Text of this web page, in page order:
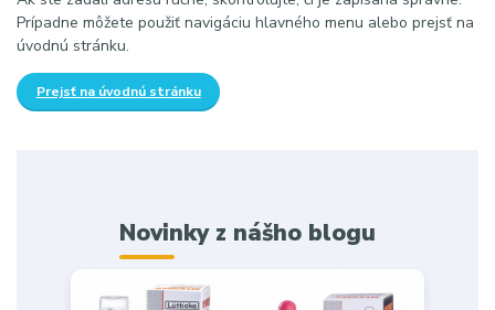
Prípadne môžete použiť navigáciu hlavného menu alebo prejsť na
úvodnú stránku.
Prejsť na úvodnú stránku
Novinky z nášho blogu